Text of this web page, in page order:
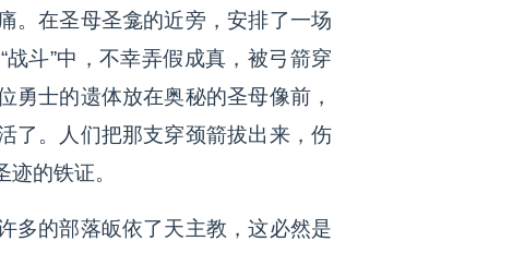
。在圣母圣龛的近旁，安排了一场
斗”中，不幸弄假成真，被弓箭穿
勇士的遗体放在奥秘的圣母像前，
了。人们把那支穿颈箭拔出来，伤
的铁证。
多的部落皈依了天主教，这必然是